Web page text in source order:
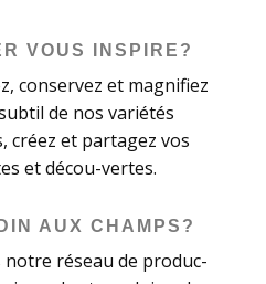
VOUS INSPIRE?
conservez et magnifiez
de nos variétés
créez et partagez vos
et décou-vertes.
AUX CHAMPS?
notre réseau de produc-